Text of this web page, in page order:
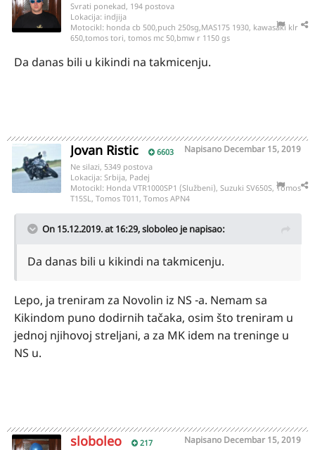
Svrati ponekad, 194 postova
Lokacija: indjija
Motocikl: honda cb 500,puch 250sg,MAS175 1930, kawasaki klr
650,tomos tori, tomos mc 50,bmw r 1150 gs
Da danas bili u kikindi na takmicenju.
Jovan Ristic 6603 Napisano Decembar 15, 2019
Ne silazi, 5349 postova
Lokacija: Srbija, Padej
Motocikl: Honda VTR1000SP1 (Službeni), Suzuki SV650S, Tomos
T15SL, Tomos T011, Tomos APN4
On 15.12.2019. at 16:29,sloboleo je napisao:
Da danas bili u kikindi na takmicenju.
Lepo, ja treniram za Novolin iz NS -a. Nemam sa
Kikindom puno dodirnih tačaka, osim što treniram u
jednoj njihovoj streljani, a za MK idem na treninge u
NS u.
sloboleo 217 Napisano Decembar 15, 2019